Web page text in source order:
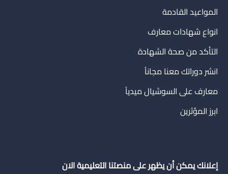
المواعيد القادمة
انواع شهادات معارف
التأكد من صحة الشهادة
انشر دوراتك معنا مجاناً
معارف على السوشيال ميدياً
ابرز المؤثرين
إعلانك يمكن أن يظهر على منصتنا التعليمية الان